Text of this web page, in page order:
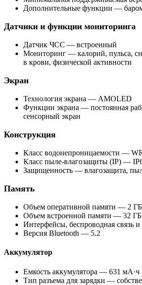
Дополнительные функции —
Датчики и функции мониторинга
Датчик ЧСС — встроенный
Мониторинг — калорий, пульса,
в крови, физической активности
Экран
Технология экрана — AMOLED
Функции экрана — постоянная
сенсорный экран
Конструкция
Класс водонепроницаемости —
Класс пыле-влагозащиты (IP) —
Защищенность — влагозащита,
Память
Объем оперативной памяти — 2 ГБ
Объем встроенной памяти — 32 ГБ
Интерфейсы, беспроводная связь
Версия Bluetooth — 5.2
Аккумулятор
Емкость аккумулятора — 631 мА·ч
Тип разъема для зарядки —